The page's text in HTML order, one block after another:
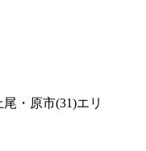
・原市(31)エリ